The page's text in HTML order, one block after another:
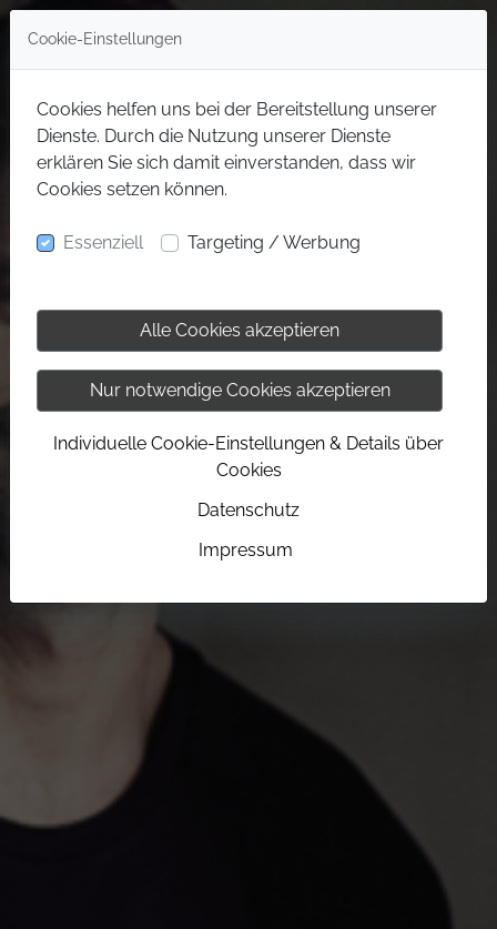
Cookie-Einstellungen
Cookies helfen uns bei der Bereitstellung unserer
Dienste. Durch die Nutzung unserer Dienste
erklären Sie sich damit einverstanden, dass wir
Cookies setzen können.
Essenziell Targeting / Werbung
Alle Cookies akzeptieren
Nur notwendige Cookies akzeptieren
Individuelle Cookie-Einstellungen & Details über
Cookies
Datenschutz
Impressum